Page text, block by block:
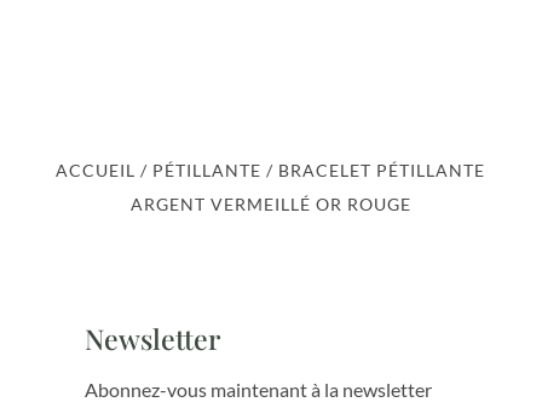
ACCUEIL / PÉTILLANTE / BRACELET PÉTILLANTE
ARGENT VERMEILLÉ OR ROUGE
Newsletter
Abonnez-vous maintenant à la newsletter